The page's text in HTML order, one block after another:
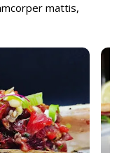
mattis,